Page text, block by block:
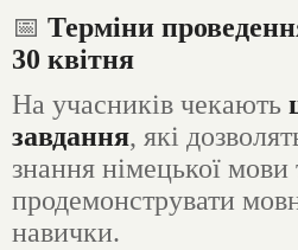
📅 Терміни
30 квітня
На учасників чекають
завдання, які
знання німецької мови
продемонструвати
навички.